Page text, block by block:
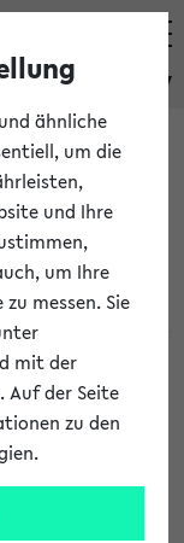
eKVV
der nächsten 2
nur Termine,
und nicht
ähnliche
um die
und Ihre
um Ihre
messen. Sie
mit der
Auf der Seite
zu den